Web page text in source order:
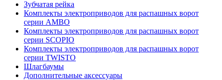
Зубчатая рейка
Комплекты электроприводов для распашных ворот
серии AMBO
Комплекты электроприводов для распашных ворот
серии SCOPIO
Комплекты электроприводов для распашных ворот
серии TWISTO
Шлагбаумы
Дополнительные аксессуары